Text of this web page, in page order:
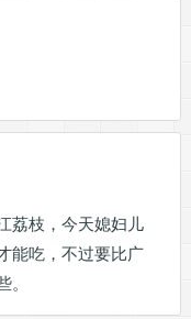
荔枝，今天媳妇儿
能吃，不过要比广
。